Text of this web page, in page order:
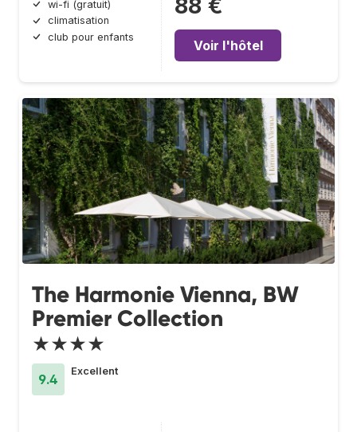
wi-fi (gratuit)
climatisation
club pour enfants
88 €
Voir l'hôtel
The Harmonie Vienna, BW
Premier Collection
★★★★
9.4
Excellent